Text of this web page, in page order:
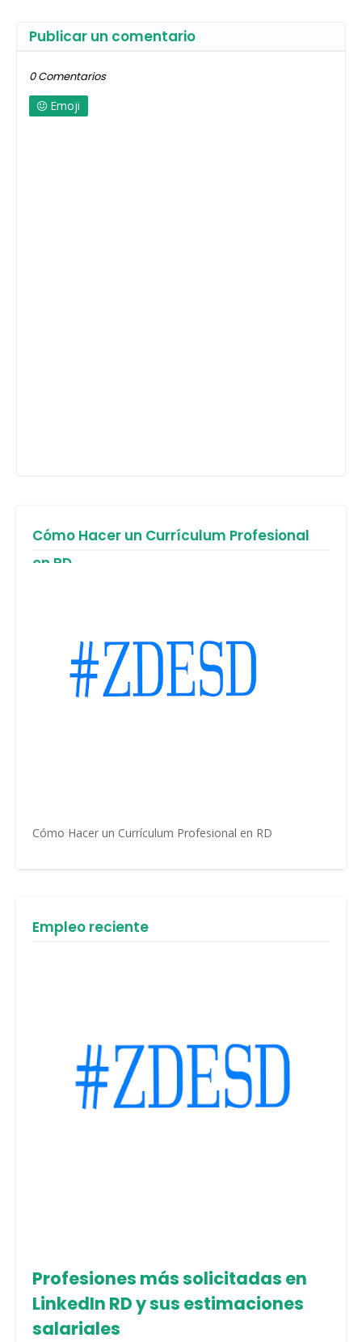
Publicar un comentario
0 Comentarios
Emoji
Cómo Hacer un Currículum Profesional
en RD
Cómo Hacer un Currículum Profesional en RD
Empleo reciente
Profesiones más solicitadas en
LinkedIn RD y sus estimaciones
salariales